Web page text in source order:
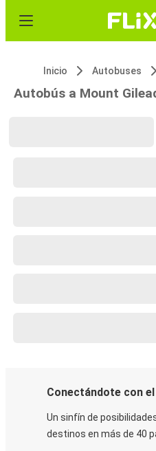
Inicio Autobuses
Autobús a Mount
Conectándote con
Un sinfín de
destinos en más de 40